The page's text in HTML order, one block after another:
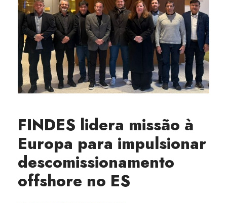
FINDES lidera missão à
Europa para impulsionar
descomissionamento
offshore no ES